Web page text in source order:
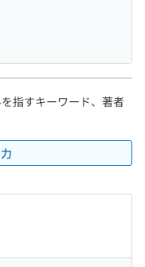
指すキーワード、著者